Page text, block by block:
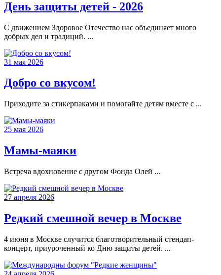
День защиты детей - 2026
С движением Здоровое Отечество нас объединяет много
добрых дел и традиций. ...
31 мая 2026
Добро со вкусом!
Приходите за стикерпаками и помогайте детям вместе с ...
25 мая 2026
Мамы-маяки
Встреча вдохновение с другом Фонда Олей ...
27 апреля 2026
Редкий смешной вечер в Москве
4 июня в Москве случится благотворительный стендап-
концерт, приуроченный ко Дню защиты детей. ...